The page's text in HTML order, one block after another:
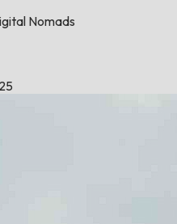
Nomads